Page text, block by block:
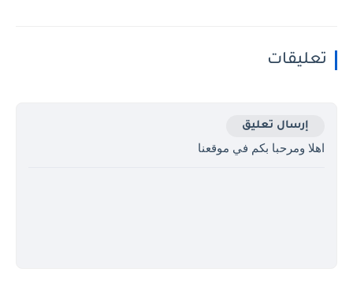
تعليقات
إرسال تعليق
اهلا ومرحبا بكم في موقعنا